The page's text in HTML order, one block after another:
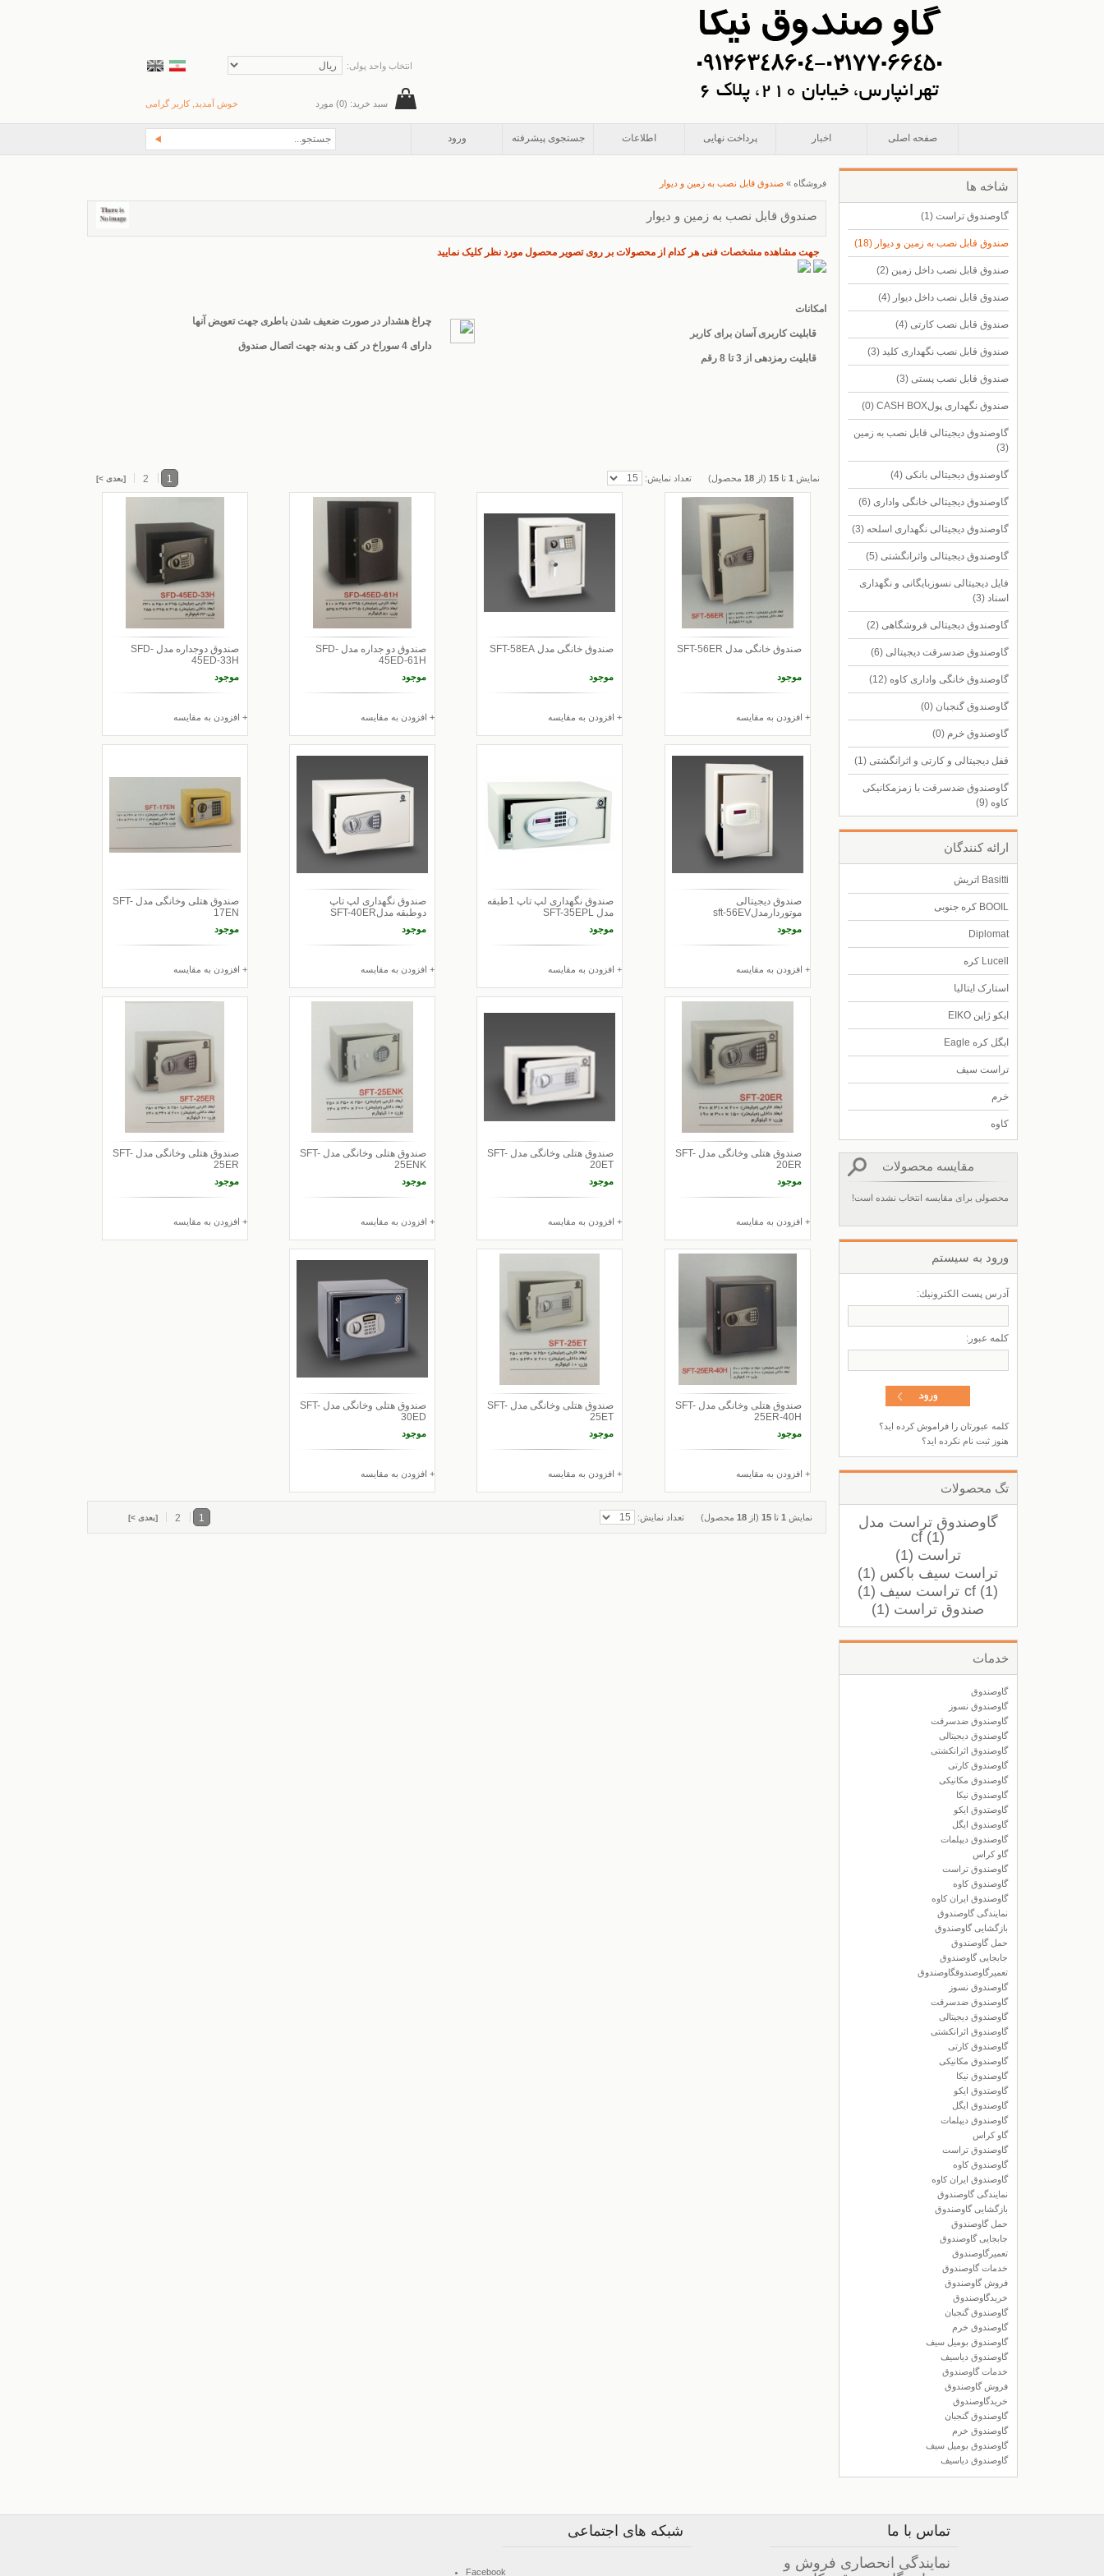
انتخاب واحد پولی:
سبد خرید: (0) مورد خوش آمدید, کاربر گرامی
صفحه اصلی اخبار پرداخت نهایی اطلاعات جستجوی پیشرفته ورود
شاخه ها
گاوصندوق تراست(1)
صندوق قابل نصب به زمین و دیوار(18)
صندوق قابل نصب داخل زمین(2)
صندوق قابل نصب داخل دیوار(4)
صندوق قابل نصب کارتی(4)
صندوق قابل نصب نگهداری کلید(3)
صندوق قابل نصب پستی(3)
صندوق نگهداری پولCASH BOX (0)
گاوصندوق دیجیتالی قابل نصب به زمین
(3)
گاوصندوق دیجیتالی بانکی(4)
گاوصندوق دیجیتالی خانگی واداری(6)
گاوصندوق دیجیتالی نگهداری اسلحه(3)
گاوصندوق دیجیتالی واثرانگشتی(5)
فایل دیجیتالی نسوزبایگانی و نگهداری
اسناد(3)
گاوصندوق دیجیتالی فروشگاهی(2)
گاوصندوق ضدسرقت دیجیتالی(6)
گاوصندوق خانگی واداری کاوه(12)
گاوصندوق گنجبان(0)
گاوصندوق خرم(0)
قفل دیجیتالی و کارتی و اثرانگشتی(1)
گاوصندوق ضدسرقت با زمزمکانیکی
کاوه(9)
ارائه كنندگان
Basitti اتریش
BOOIL کره جنوبی
Diplomat
Lucell کره
استارک ایتالیا
ایکو ژاپن EIKO
ایگل کره Eagle
تراست سیف
خرم
کاوه
مقایسه محصولات
محصولی برای مقایسه انتخاب نشده است!
ورود به سيستم
آدرس پست الكترونيك:
كلمه عبور:
کلمه عبورتان را فراموش کرده اید؟
هنوز ثبت نام نکرده اید؟
تگ محصولات
گاوصندوق تراست مدل
cf (1)
تراست (1)
تراست سیف باکس (1)
cf (1) تراست سیف (1)
صندوق تراست (1)
خدمات
گاوصندوق
گاوصندوق نسوز
گاوصندوق ضدسرقت
گاوصندوق دیجیتالی
گاوصندوق اثرانکشتی
گاوصندوق کارتی
گاوصندوق مکانیکی
گاوصندوق نیکا
گاوصتدوق ایکو
گاوصندوق ایگل
گاوصندوق دیپلمات
گاو کراس
گاوصندوق تراست
گاوصندوق کاوه
گاوصندوق ایران کاوه
نمایندگی گاوصندوق
بازگشایی گاوصندوق
حمل گاوصندوق
جابجایی گاوصندوق
تعمیرگاوصندوقگاوصندوق
گاوصندوق نسوز
گاوصندوق ضدسرقت
گاوصندوق دیجیتالی
گاوصندوق اثرانکشتی
گاوصندوق کارتی
گاوصندوق مکانیکی
گاوصندوق نیکا
گاوصتدوق ایکو
گاوصندوق ایگل
گاوصندوق دیپلمات
گاو کراس
گاوصندوق تراست
گاوصندوق کاوه
گاوصندوق ایران کاوه
نمایندگی گاوصندوق
بازگشایی گاوصندوق
حمل گاوصندوق
جابجایی گاوصندوق
تعمیرگاوصندوق
خدمات گاوصندوق
فروش گاوصندوق
خریدگاوصندوق
گاوصندوق گنجبان
گاوصندوق خرم
گاوصندوق بومیل سیف
گاوصندوق دیاسیف
خدمات گاوصندوق
فروش گاوصندوق
خریدگاوصندوق
گاوصندوق گنجبان
گاوصندوق خرم
گاوصندوق بومیل سیف
گاوصندوق دیاسیف
فروشگاه »صندوق قابل نصب به زمین و دیوار
صندوق قابل نصب به زمین و دیوار
جهت مشاهده مشخصات فنی هر کدام از محصولات بر روی تصویر محصول مورد نظر کلیک نمایید
امکانات
قابلیت کاربری آسان برای کاربر
قابلیت رمزدهی از 3 تا 8 رقم
چراغ هشدار در صورت ضعیف شدن باطری جهت تعویض آنها
دارای 4 سوراخ در کف و بدنه جهت اتصال صندوق
نمایش 1 تا15 (از18 محصول) تعداد نمایش: 1
2 [بعدی >]
صندوق خانگی مدل SFT-56ER
موجود
+ افزودن به مقایسه
صندوق خانگی مدل SFT-58EA
موجود
+ افزودن به مقایسه
صندوق دو جداره مدل SFD-
45ED-61H
موجود
+ افزودن به مقایسه
صندوق دوجداره مدل SFD-
45ED-33H
موجود
+ افزودن به مقایسه
صندوق دیجیتالی
موتوردارمدلsft-56EV
موجود
+ افزودن به مقایسه
صندوق نگهداری لپ تاپ 1طبقه
مدل SFT-35EPL
موجود
+ افزودن به مقایسه
صندوق نگهداری لپ تاپ
دوطبقه مدلSFT-40ER
موجود
+ افزودن به مقایسه
صندوق هتلی وخانگی مدل SFT-
17EN
موجود
+ افزودن به مقایسه
صندوق هتلی وخانگی مدل SFT-
20ER
موجود
+ افزودن به مقایسه
صندوق هتلی وخانگی مدل SFT-
20ET
موجود
+ افزودن به مقایسه
صندوق هتلی وخانگی مدل SFT-
25ENK
موجود
+ افزودن به مقایسه
صندوق هتلی وخانگی مدل SFT-
25ER
موجود
+ افزودن به مقایسه
صندوق هتلی وخانگی مدل SFT-
25ER-40H
موجود
+ افزودن به مقایسه
صندوق هتلی وخانگی مدل SFT-
25ET
موجود
+ افزودن به مقایسه
صندوق هتلی وخانگی مدل SFT-
30ED
موجود
+ افزودن به مقایسه
نمایش 1 تا15 (از18 محصول) تعداد نمایش: 1
2 [بعدی >]
تماس با ما
نمایندگی انحصاری فروش و
شبکه های اجتماعی
Facebook